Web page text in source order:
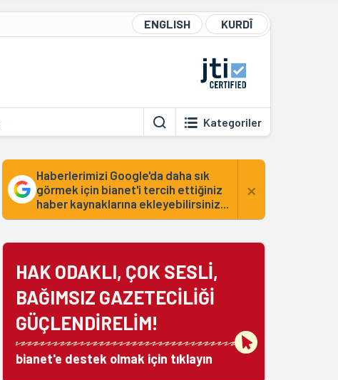
ENGLISH KURDÎ
Kategoriler
Haberlerimizi Google'da daha sık
görmek için bianet'i tercih ettiğiniz
haber kaynaklarına ekleyebilirsiniz...
×
HAK ODAKLI, ÇOK SESLİ,
BAĞIMSIZ GAZETECİLİĞİ
GÜÇLENDİRELİM!
bianet'e destek olmak için tıklayın